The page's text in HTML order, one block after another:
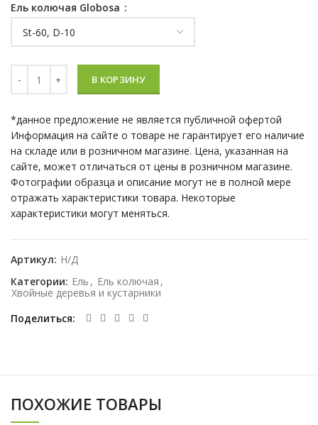
Ель колючая Globosa
В КОРЗИНУ
*данное предложение не является публичной офертой
Информация на сайте о товаре не гарантирует его наличие
на складе или в розничном магазине. Цена, указанная на
сайте, может отличаться от цены в розничном магазине.
Фотографии образца и описание могут не в полной мере
отражать характеристики товара. Некоторые
характеристики могут меняться.
Артикул: Н/Д
Категории: Ель , Ель колючая ,
Хвойные деревья и кустарники
Поделиться
ПОХОЖИЕ ТОВАРЫ